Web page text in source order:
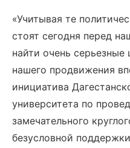
«Учитывая те
стоят сегодня перед
найти очень
нашего продвижения
инициатива
университета по
замечательного
безусловной